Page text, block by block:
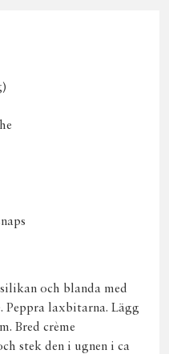
och blanda med
Peppra laxbitarna. Lägg
Bred crème
stek den i ugnen i ca